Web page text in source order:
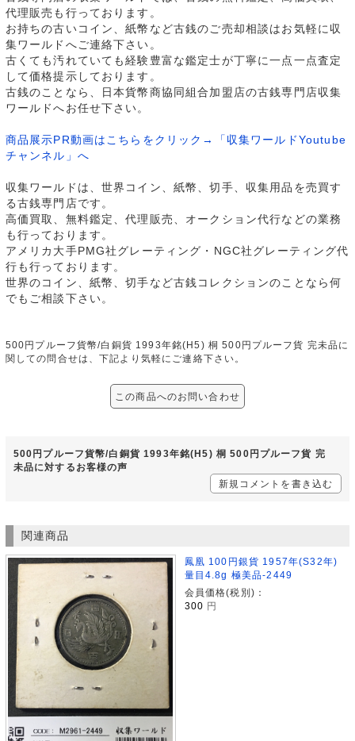
代理販売も行っております。
お持ちの古いコイン、紙幣など古銭のご売却相談はお気軽に収
集ワールドへご連絡下さい。
古くても汚れていても経験豊富な鑑定士が丁寧に一点一点査定
して価格提示しております。
古銭のことなら、日本貨幣商協同組合加盟店の古銭専門店収集
ワールドへお任せ下さい。
商品展示PR動画はこちらをクリック→「収集ワールドYoutube
チャンネル」へ
収集ワールドは、世界コイン、紙幣、切手、収集用品を売買す
る古銭専門店です。
高価買取、無料鑑定、代理販売、オークション代行などの業務
も行っております。
アメリカ大手PMG社グレーティング・NGC社グレーティング代
行も行っております。
世界のコイン、紙幣、切手など古銭コレクションのことなら何
でもご相談下さい。
500円プルーフ貨幣/白銅貨 1993年銘(H5) 桐 500円プルーフ貨 完未品に
関しての問合せは、下記より気軽にご連絡下さい。
この商品へのお問い合わせ
500円プルーフ貨幣/白銅貨 1993年銘(H5) 桐 500円プルーフ貨 完
未品に対するお客様の声
新規コメントを書き込む
関連商品
鳳凰 100円銀貨 1957年(S32年)
量目4.8g 極美品-2449
会員価格(税別)：
300 円